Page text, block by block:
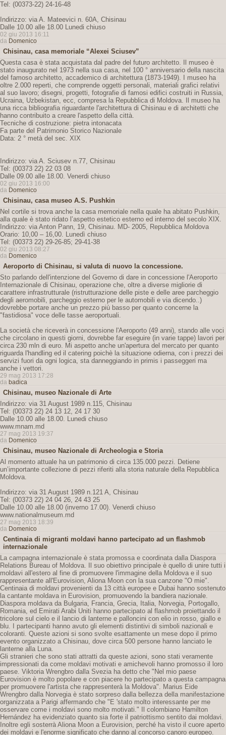
Tel: (00373-22) 24-16-48
Indirizzo: via A. Mateevici n. 60A, Chisinau
Dalle 10.00 alle 18.00 Lunedi chiuso
02 giu 2013 16:11
da Domenico
Chisinau, casa memoriale “Alexei Sciusev”
Questa casa è stata acquistata dal padre del futuro architetto. Il museo è
stato inaugurato nel 1973 nella sua casa, nel 100 ° anniversario della nascita
del famoso architetto, accademico di architettura (1873-1949). I museo ha
oltre 2.000 reperti, che comprende oggetti personali, materiali grafici relativi
al suo lavoro; disegni, progetti, fotografie di famosi edifici costruiti in Russia,
Ucraina, Uzbekistan, ecc, compresa la Repubblica di Moldova. Il museo ha
una ricca bibliografia riguardante l'architettura di Chisinau e di architetti che
hanno contribuito a creare l'aspetto della città.
Tecniche di costruzione: pietra intonacata
Fa parte del Patrimonio Storico Nazionale
Data: 2 ° metà del sec. XIX
Indirizzo: via A. Sciusev n.77, Chisinau
Tel: (00373 22) 22 03 08
Dalle 09.00 alle 18.00. Venerdi chiuso
02 giu 2013 16:00
da Domenico
Chisinau, casa museo A.S. Pushkin
Nel cortile si trova anche la casa memoriale nella quale ha abitato Pushkin,
alla quale è stato ridato l’aspetto estetico esterno ed interno del secolo XIX.
Indirizzo: via Anton Pann, 19, Chisinau. MD- 2005, Repubblica Moldova
Orario: 10,00 – 16,00. Lunedì chiuso
Tel: (00373 22) 29-26-85; 29-41-38
02 giu 2013 08:27
da Domenico
Aeroporto di Chisinau, si valuta di nuovo la concessione.
Sto parlando dell'intenzione del Governo di dare in concessione l'Aeroporto
Internazionale di Chisinau, operazione che, oltre a diverse migliorie di
carattere infrastrutturale (ristrutturazione delle piste e delle aree parcheggio
degli aeromobili, parcheggio esterno per le automobili e via dicendo..)
dovrebbe portare anche un prezzo più basso per quanto concerne la
"fastidiosa" voce delle tasse aeroportuali.
La società che riceverà in concessione l'Aeroporto (49 anni), stando alle voci
che circolano in questi giorni, dovrebbe far eseguire (in varie tappe) lavori per
circa 230 mln di euro. Mi aspetto anche un'apertura del mercato per quanto
riguarda l'handling ed il catering poichè la situazione odierna, con i prezzi dei
servizi fuori da ogni logica, sta danneggiando in primis i passeggeri ma
anche i vettori.
29 mag 2013 17:28
da badica
Chisinau, museo Nazionale di Arte
Indirizzo: via 31 August 1989 n.115, Chisinau
Tel: (00373 22) 24 13 12, 24 17 30
Dalle 10.00 alle 18.00. Lunedi chiuso
www.mnam.md
27 mag 2013 19:37
da Domenico
Chisinau, museo Nazionale di Archeologia e Storia
Al momento attuale ha un patrimonio di circa 135.000 pezzi. Detiene
un’importante collezione di pezzi riferiti alla storia naturale della Repubblica
Moldova.
Indirizzo: via 31 August 1989 n.121 A, Chisinau
Tel: (00373 22) 24 04 26, 24 43 25
Dalle 10.00 alle 18.00 (inverno 17.00). Venerdi chiuso
www.nationalmuseum.md
27 mag 2013 18:39
da Domenico
Centinaia di migranti moldavi hanno partecipato ad un flashmob
internazionale
La campagna internazionale è stata promossa e coordinata dalla Diaspora
Relations Bureau of Moldova. Il suo obiettivo principale è quello di unire tutti i
moldavi all'estero al fine di promuovere l'immagine della Moldova e il suo
rappresentante all'Eurovision, Aliona Moon con la sua canzone "O mie".
Centinaia di moldavi provenienti da 13 città europee e Dubai hanno sostenuto
la cantante moldava in Eurovision, promuovendo la bandiera nazionale.
Diaspora moldava da Bulgaria, Francia, Grecia, Italia, Norvegia, Portogallo,
Romania, ed Emirati Arabi Uniti hanno partecipato al flashmob proiettando il
tricolore sul cielo e il lancio di lanterne e palloncini con elio in rosso, giallo e
blu. I partecipanti hanno avuto gli elementi distintivi di simboli nazionali e
coloranti. Queste azioni si sono svolte esattamente un mese dopo il primo
evento organizzato a Chisinau, dove circa 500 persone hanno lanciato le
lanterne alla Luna.
Gli stranieri che sono stati attratti da queste azioni, sono stati veramente
impressionati da come moldavi motivati ​​e amichevoli hanno promosso il loro
paese. Viktoria Wrengbro dalla Svezia ha detto che "Nel mio paese
Eurovision è molto popolare e con piacere ho partecipato a questa campagna
per promuovere l'artista che rappresenterà la Moldova". Marius Eide
Wrengbro dalla Norvegia è stato sorpreso dalla bellezza della manifestazione
organizzata a Parigi affermando che "E 'stato molto interessante per me
osservare come i moldavi sono molto motivati." Il colombiano Hamilton
Hernández ha evidenziato quanto sia forte il patriottismo sentito dai moldavi.
Inoltre egli sosterrà Aliona Moon a Eurovision, perché ha visto il cuore aperto
dei moldavi e l'enorme significato che danno al concorso canoro europeo.